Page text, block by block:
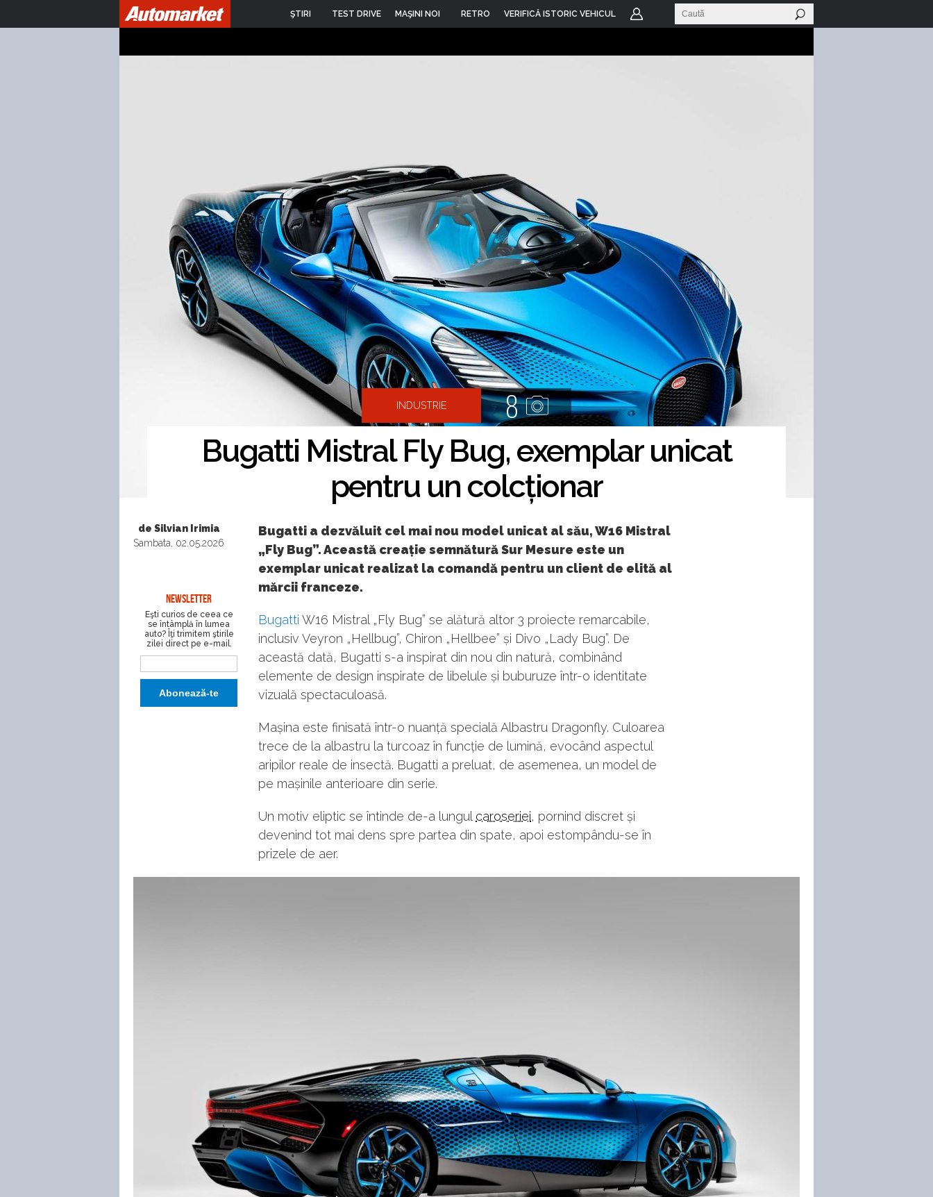
ŞTIRI TEST DRIVE MAŞINI NOI RETRO VERIFICĂ ISTORIC VEHICUL
INDUSTRIE 8
Bugatti Mistral Fly Bug, exemplar unicat
pentru un colcționar
de Silvian Irimia
Sambata, 02.05.2026
NEWSLETTER
Eşti curios de ceea ce
se întâmplă în lumea
auto? Îţi trimitem ştirile
zilei direct pe e-mail.
Bugatti a dezvăluit cel mai nou model unicat al său, W16 Mistral
„Fly Bug”. Această creație semnătură Sur Mesure este un
exemplar unicat realizat la comandă pentru un client de elită al
mărcii franceze.
Bugatti W16 Mistral „Fly Bug” se alătură altor 3 proiecte remarcabile,
inclusiv Veyron „Hellbug”, Chiron „Hellbee” și Divo „Lady Bug”. De
această dată, Bugatti s-a inspirat din nou din natură, combinând
elemente de design inspirate de libelule și buburuze într-o identitate
vizuală spectaculoasă.
Mașina este finisată într-o nuanță specială Albastru Dragonfly. Culoarea
trece de la albastru la turcoaz în funcție de lumină, evocând aspectul
aripilor reale de insectă. Bugatti a preluat, de asemenea, un model de
pe mașinile anterioare din serie.
Un motiv eliptic se întinde de-a lungul caroseriei, pornind discret și
devenind tot mai dens spre partea din spate, apoi estompându-se în
prizele de aer.